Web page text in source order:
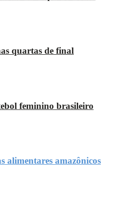
quartas de final
feminino brasileiro
alimentares amazônicos